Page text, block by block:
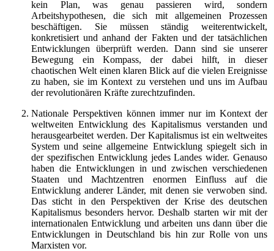
kein Plan, was genau passieren wird, sondern
Arbeitshypothesen, die sich mit allgemeinen Prozessen
beschäftigen. Sie müssen ständig weiterentwickelt,
konkretisiert und anhand der Fakten und der tatsächlichen
Entwicklungen überprüft werden. Dann sind sie unserer
Bewegung ein Kompass, der dabei hilft, in dieser
chaotischen Welt einen klaren Blick auf die vielen Ereignisse
zu haben, sie im Kontext zu verstehen und uns im Aufbau
der revolutionären Kräfte zurechtzufinden.
Nationale Perspektiven können immer nur im Kontext der
weltweiten Entwicklung des Kapitalismus verstanden und
herausgearbeitet werden. Der Kapitalismus ist ein weltweites
System und seine allgemeine Entwicklung spiegelt sich in
der spezifischen Entwicklung jedes Landes wider. Genauso
haben die Entwicklungen in und zwischen verschiedenen
Staaten und Machtzentren enormen Einfluss auf die
Entwicklung anderer Länder, mit denen sie verwoben sind.
Das sticht in den Perspektiven der Krise des deutschen
Kapitalismus besonders hervor. Deshalb starten wir mit der
internationalen Entwicklung und arbeiten uns dann über die
Entwicklungen in Deutschland bis hin zur Rolle von uns
Marxisten vor.